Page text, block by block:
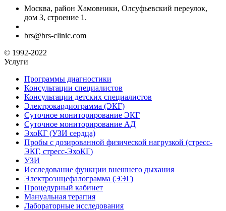
Москва, район Хамовники, Олсуфьевский переулок,
дом 3, строение 1.
brs@brs-clinic.com
© 1992-2022
Услуги
Программы диагностики
Консультации специалистов
Консультации детских специалистов
Электрокардиограмма (ЭКГ)
Суточное мониторирование ЭКГ
Суточное мониторирование АД
ЭхоКГ (УЗИ сердца)
Пробы с дозированной физической нагрузкой (стресс-
ЭКГ, стресс-ЭхоКГ)
УЗИ
Исследование функции внешнего дыхания
Электроэнцефалограмма (ЭЭГ)
Процедурный кабинет
Мануальная терапия
Лабораторные исследования